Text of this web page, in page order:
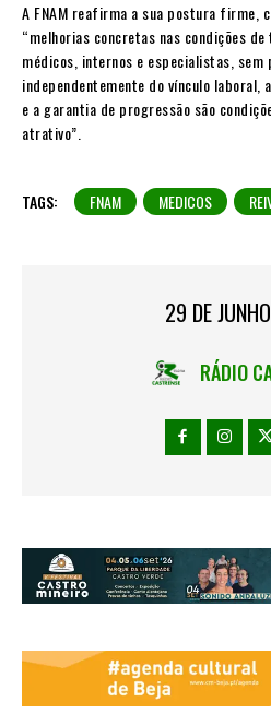
A FNAM reafirma a sua postura firme,
“melhorias concretas nas condições
médicos, internos e especialistas,
independentemente do vínculo laboral,
e a garantia de progressão são
atrativo”.
TAGS: FNAM MEDICOS
29 DE
RÁDIO